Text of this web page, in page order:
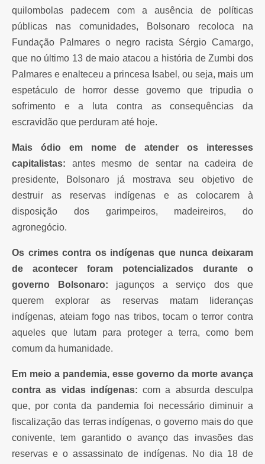
quilombolas padecem com a ausência de políticas
públicas nas comunidades, Bolsonaro recoloca na
Fundação Palmares o negro racista Sérgio Camargo,
que no último 13 de maio atacou a história de Zumbi dos
Palmares e enalteceu a princesa Isabel, ou seja, mais um
espetáculo de horror desse governo que tripudia o
sofrimento e a luta contra as consequências da
escravidão que perduram até hoje.
Mais ódio em nome de atender os interesses
capitalistas: antes mesmo de sentar na cadeira de
presidente, Bolsonaro já mostrava seu objetivo de
destruir as reservas indígenas e as colocarem à
disposição dos garimpeiros, madeireiros, do
agronegócio.
Os crimes contra os indígenas que nunca deixaram
de acontecer foram potencializados durante o
governo Bolsonaro: jagunços a serviço dos que
querem explorar as reservas matam lideranças
indígenas, ateiam fogo nas tribos, tocam o terror contra
aqueles que lutam para proteger a terra, como bem
comum da humanidade.
Em meio a pandemia, esse governo da morte avança
contra as vidas indígenas: com a absurda desculpa
que, por conta da pandemia foi necessário diminuir a
fiscalização das terras indígenas, o governo mais do que
conivente, tem garantido o avanço das invasões das
reservas e o assassinato de indígenas. No dia 18 de